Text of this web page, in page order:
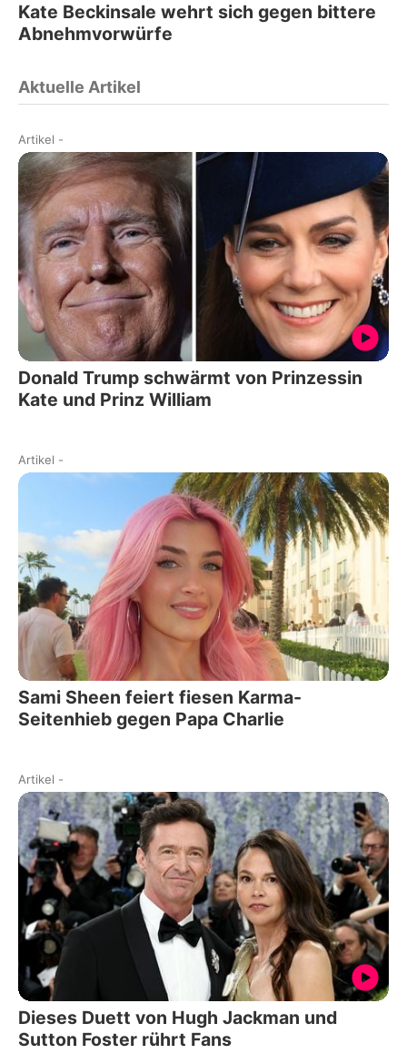
Kate Beckinsale wehrt sich gegen bittere
Abnehmvorwürfe
Aktuelle Artikel
Artikel -
Donald Trump schwärmt von Prinzessin
Kate und Prinz William
Artikel -
Sami Sheen feiert fiesen Karma-
Seitenhieb gegen Papa Charlie
Artikel -
Dieses Duett von Hugh Jackman und
Sutton Foster rührt Fans